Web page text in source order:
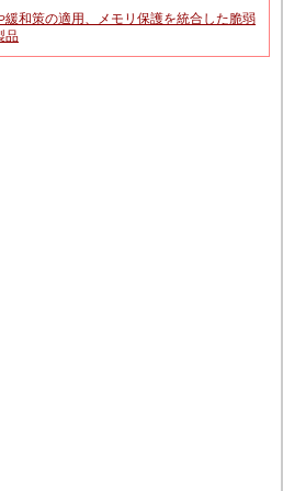
緩和策の適用、メモリ保護を統合した脆弱
品